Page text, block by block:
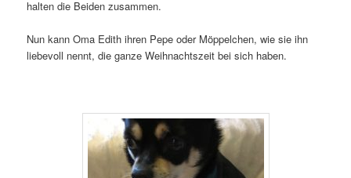
halten die Beiden zusammen.
Nun kann Oma Edith ihren Pepe oder Möppelchen, wie sie ihn
liebevoll nennt, die ganze Weihnachtszeit bei sich haben.